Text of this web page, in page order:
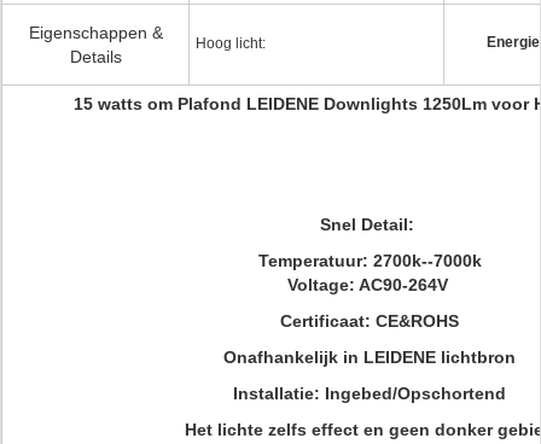
Eigenschappen &
Details
Hoog licht:
15 watts om Plafond LEIDENE Downlights 1250Lm voor
Snel Detail:
Temperatuur: 2700k--7000k
Voltage: AC90-264V
Certificaat: CE&ROHS
Onafhankelijk in LEIDENE lichtbron
Installatie: Ingebed/Opschortend
Het lichte zelfs effect en geen donker